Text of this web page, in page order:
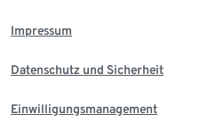
Impressum
Datenschutz und Sicherheit
Einwilligungsmanagement